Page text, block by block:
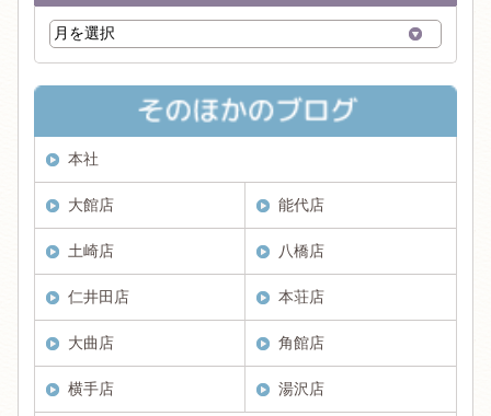
本社
大館店 能代店
土崎店 八橋店
仁井田店 本荘店
大曲店 角館店
横手店 湯沢店